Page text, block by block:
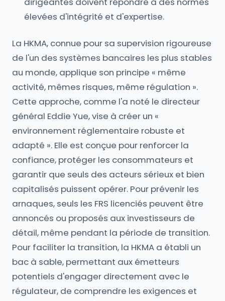
élevées d'intégrité et d'expertise.
La HKMA, connue pour sa supervision rigoureuse
de l'un des systèmes bancaires les plus stables
au monde, applique son principe « même
activité, mêmes risques, même régulation ».
Cette approche, comme l'a noté le directeur
général Eddie Yue, vise à créer un «
environnement réglementaire robuste et
adapté ». Elle est conçue pour renforcer la
confiance, protéger les consommateurs et
garantir que seuls des acteurs sérieux et bien
capitalisés puissent opérer. Pour prévenir les
arnaques, seuls les FRS licenciés peuvent être
annoncés ou proposés aux investisseurs de
détail, même pendant la période de transition.
Pour faciliter la transition, la HKMA a établi un
bac à sable, permettant aux émetteurs
potentiels d'engager directement avec le
régulateur, de comprendre les exigences et